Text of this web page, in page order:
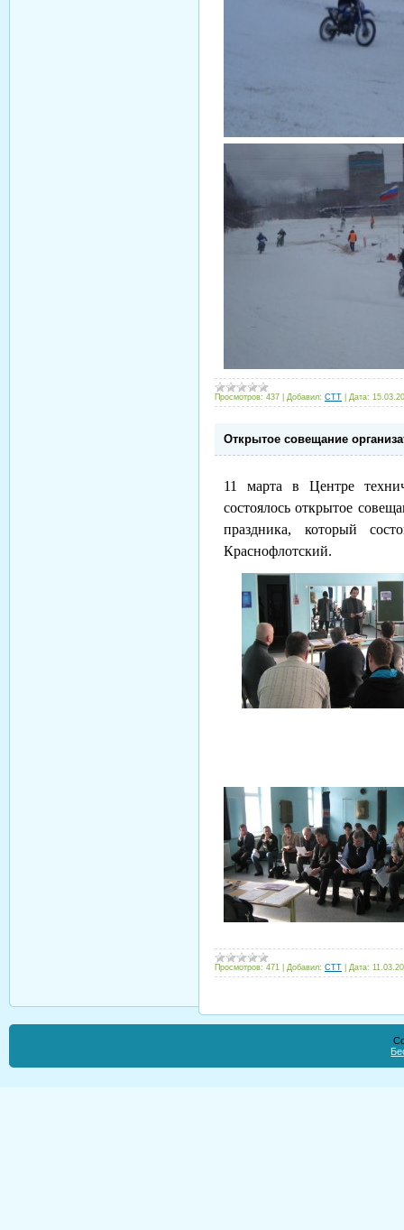
Просмотров: 437 Добавил: CTT Дата:
Открытое совещание
11 марта в Центре
состоялось открытое
праздника, который
Краснофлотский.
Просмотров: 471 Добавил: CTT Дата: